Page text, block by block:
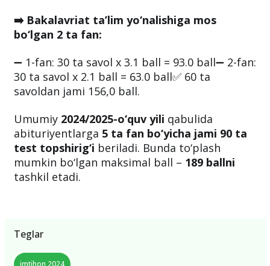
➡️ Bakalavriat ta’lim yo‘nalishiga mos
bo‘lgan 2 ta fan:
➖ 1-fan: 30 ta savol x 3.1 ball = 93.0 ball➖ 2-fan:
30 ta savol x 2.1 ball = 63.0 ball✅ 60 ta
savoldan jami 156,0 ball.
Umumiy 2024/2025-o‘quv yili qabulida
abituriyentlarga 5 ta fan bo‘yicha jami 90 ta
test topshirig‘i beriladi. Bunda to‘plash
mumkin bo‘lgan maksimal ball – 189 ballni
tashkil etadi.
Teglar
imtihon 2024